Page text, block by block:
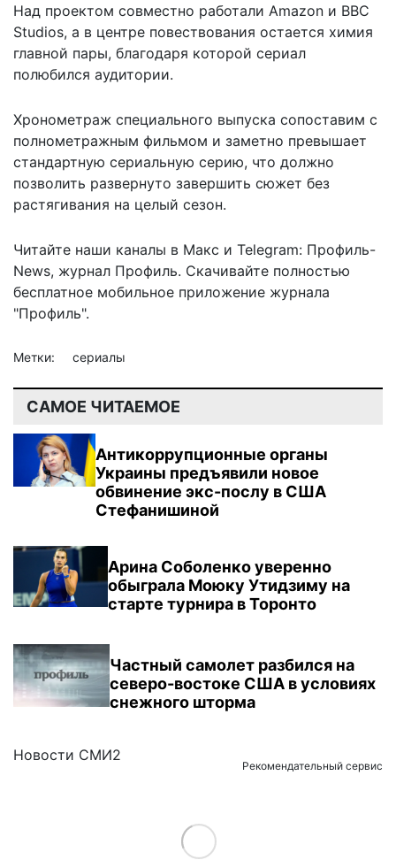
Над проектом совместно работали Amazon и BBC
Studios, а в центре повествования остается химия
главной пары, благодаря которой сериал
полюбился аудитории.
Хронометраж специального выпуска сопоставим с
полнометражным фильмом и заметно превышает
стандартную сериальную серию, что должно
позволить развернуто завершить сюжет без
растягивания на целый сезон.
Читайте наши каналы в Макс и Telegram: Профиль-
News, журнал Профиль. Скачивайте полностью
бесплатное мобильное приложение журнала
"Профиль".
Метки: сериалы
САМОЕ ЧИТАЕМОЕ
Антикоррупционные органы
Украины предъявили новое
обвинение экс-послу в США
Стефанишиной
Арина Соболенко уверенно
обыграла Моюку Утидзиму на
старте турнира в Торонто
Частный самолет разбился на
северо-востоке США в условиях
снежного шторма
Новости СМИ2
Рекомендательный сервис
Load More